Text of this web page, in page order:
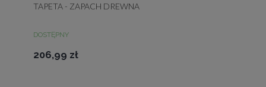
TAPETA - ZAPACH DREWNA
DOSTĘPNY
206,99 zł